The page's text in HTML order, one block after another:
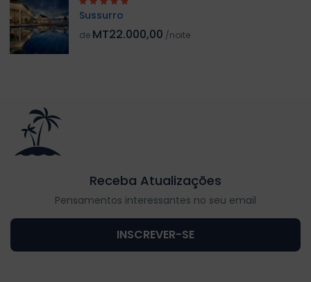
Sussurro
de MT22.000,00 /noite
Receba Atualizações
Pensamentos interessantes no seu email
INSCREVER-SE